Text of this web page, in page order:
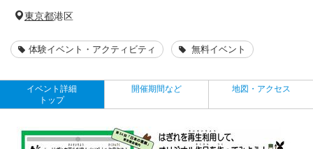
東京都港区
体験イベント・アクティビティ 無料イベント
イベント詳細
トップ
開催期間など 地図・アクセス